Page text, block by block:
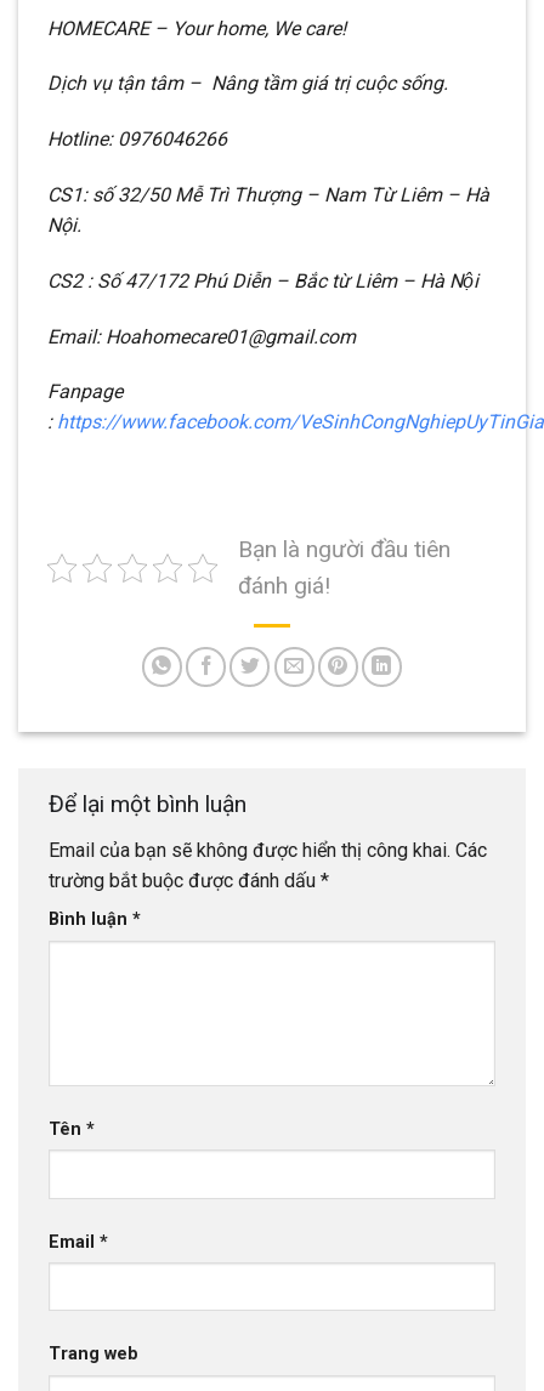
HOMECARE – Your home, We care!
Dịch vụ tận tâm – Nâng tầm giá trị cuộc sống.
Hotline: 0976046266
CS1: số 32/50 Mễ Trì Thượng – Nam Từ Liêm – Hà
Nội.
CS2 : Số 47/172 Phú Diễn – Bắc từ Liêm – Hà Nội
Email: Hoahomecare01@gmail.com
Fanpage
:https://www.facebook.com/
Bạn là người đầu tiên
đánh giá!
Để lại một bình luận
Email của bạn sẽ không được hiển thị công khai. Các
trường bắt buộc được đánh dấu *
Bình luận *
Tên *
Email *
Trang web